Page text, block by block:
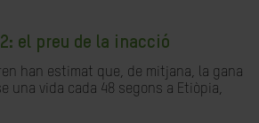
el preu de la inacció
han estimat que, de mitjana, la gana
una vida cada 48 segons a Etiòpia,